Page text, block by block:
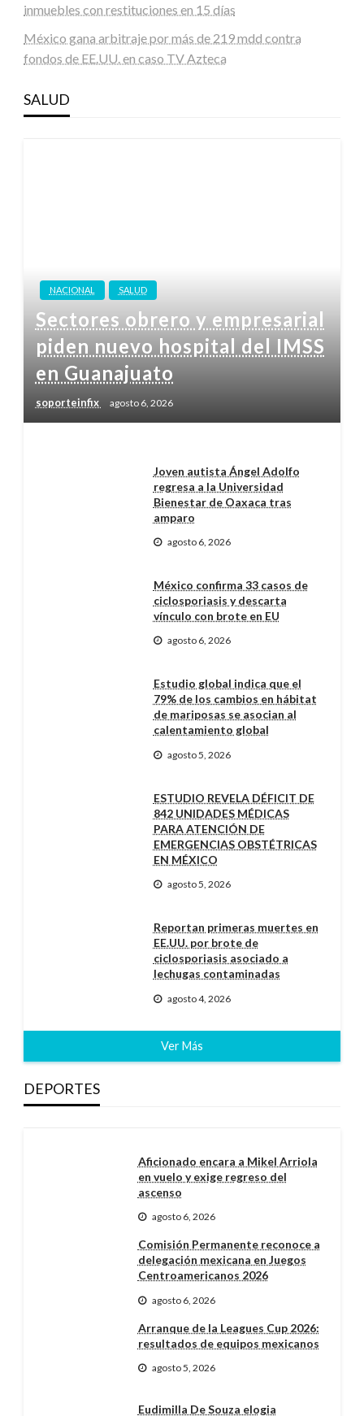
inmuebles con restituciones en 15 días
México gana arbitraje por más de 219 mdd contra
fondos de EE.UU. en caso TV Azteca
SALUD
NACIONAL SALUD
Sectores obrero y empresarial
piden nuevo hospital del IMSS
en Guanajuato
soporteinfix agosto 6, 2026
Joven autista Ángel Adolfo
regresa a la Universidad
Bienestar de Oaxaca tras
amparo
agosto 6, 2026
México confirma 33 casos de
ciclosporiasis y descarta
vínculo con brote en EU
agosto 6, 2026
Estudio global indica que el
79% de los cambios en hábitat
de mariposas se asocian al
calentamiento global
agosto 5, 2026
ESTUDIO REVELA DÉFICIT DE
842 UNIDADES MÉDICAS
PARA ATENCIÓN DE
EMERGENCIAS OBSTÉTRICAS
EN MÉXICO
agosto 5, 2026
Reportan primeras muertes en
EE.UU. por brote de
ciclosporiasis asociado a
lechugas contaminadas
agosto 4, 2026
Ver Más
DEPORTES
Aficionado encara a Mikel Arriola
en vuelo y exige regreso del
ascenso
agosto 6, 2026
Comisión Permanente reconoce a
delegación mexicana en Juegos
Centroamericanos 2026
agosto 6, 2026
Arranque de la Leagues Cup 2026:
resultados de equipos mexicanos
agosto 5, 2026
Eudimilla De Souza elogia